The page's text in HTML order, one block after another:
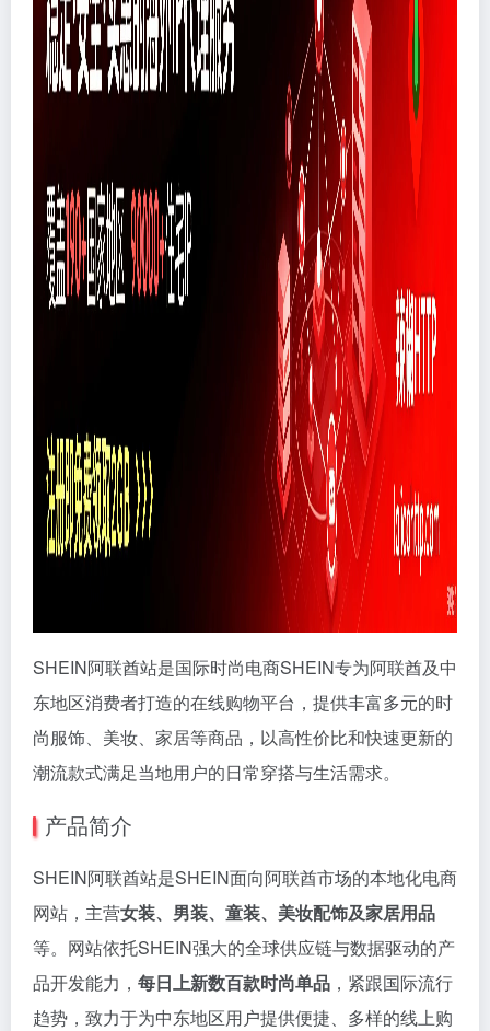
SHEIN阿联酋站是国际时尚电商SHEIN专为阿联酋及中
东地区消费者打造的在线购物平台，提供丰富多元的时
尚服饰、美妆、家居等商品，以高性价比和快速更新的
潮流款式满足当地用户的日常穿搭与生活需求。
产品简介
SHEIN阿联酋站是SHEIN面向阿联酋市场的本地化电商
网站，主营女装、男装、童装、美妆配饰及家居用品
等。网站依托SHEIN强大的全球供应链与数据驱动的产
品开发能力， 每日上新数百款时尚单品 ，紧跟国际流行
趋势，致力于为中东地区用户提供便捷、多样的线上购